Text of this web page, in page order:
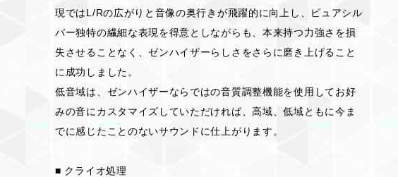
現ではL/Rの広がりと音像の奥行きが飛躍的に向上し、ピュアシル
バー独特の繊細な表現を得意としながらも、本来持つ力強さを損
失させることなく、ゼンハイザーらしさをさらに磨き上げること
に成功しました。
低音域は、ゼンハイザーならではの音質調整機能を使用してお好
みの音にカスタマイズしていただければ、高域、低域ともに今ま
でに感じたことのないサウンドに仕上がります。
■ クライオ処理